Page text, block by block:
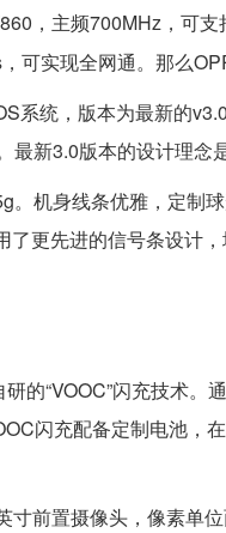
，主频700MHz，可
可实现全网通。那么
系统，版本为最新的
新3.0版本的设计理念
机身线条优雅，定制
更先进的信号条设计，
的“VOOC”闪充技术
闪充配备定制电池，
前置摄像头，像素单